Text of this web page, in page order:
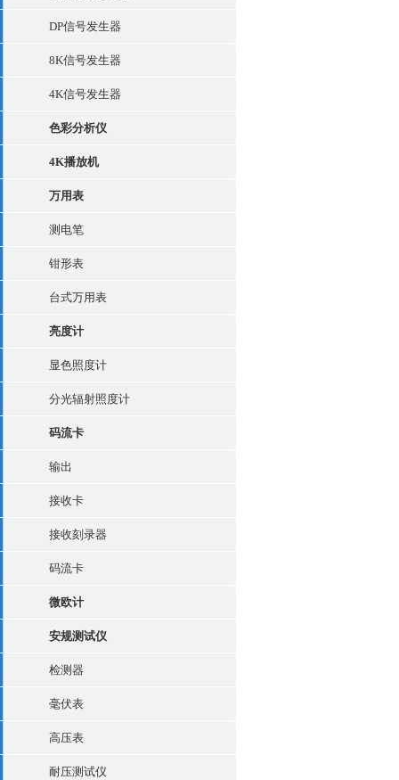
DP信号发生器
8K信号发生器
4K信号发生器
色彩分析仪
4K播放机
万用表
测电笔
钳形表
台式万用表
亮度计
显色照度计
分光辐射照度计
码流卡
输出
接收卡
接收刻录器
码流卡
微欧计
安规测试仪
检测器
毫伏表
高压表
耐压测试仪